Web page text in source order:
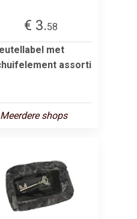
€ 3.58
met
assorti
Meerdere shops